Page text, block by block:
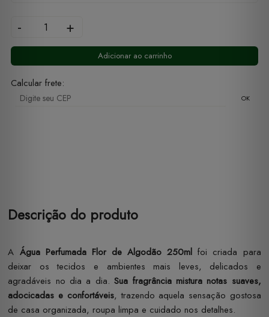
- +
Adicionar ao carrinho
Calcular frete:
OK
Descrição do produto
A Água Perfumada Flor de Algodão 250mlfoi criada para
deixar os tecidos e ambientes mais leves, delicados e
agradáveis no dia a dia.Sua fragrância mistura notas suaves,
adocicadas e confortáveis, trazendo aquela sensação gostosa
de casa organizada, roupa limpa e cuidado nos detalhes.